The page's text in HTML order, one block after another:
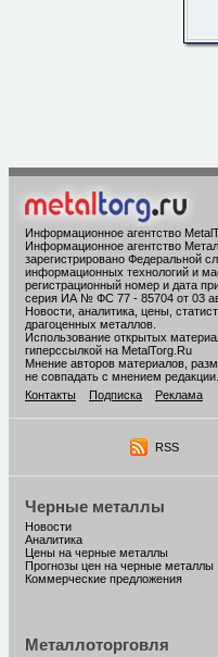
Информационное агентство
Информационное агентство
зарегистрировано Федеральной
информационных технологий и
регистрационный номер и дата
серия ИА № ФС 77 - 85704 от 03
Новости, аналитика, цены,
драгоценных металлов.
Использование открытых
гиперссылкой на MetalTorg.Ru
Мнение авторов материалов,
не совпадать с мнением редакции.
Контакты
Подписка Реклама
RSS
Черные металлы
Новости
Аналитика
Цены на черные металлы
Прогнозы цен на черные металлы
Коммерческие предложения
Металлоторговля